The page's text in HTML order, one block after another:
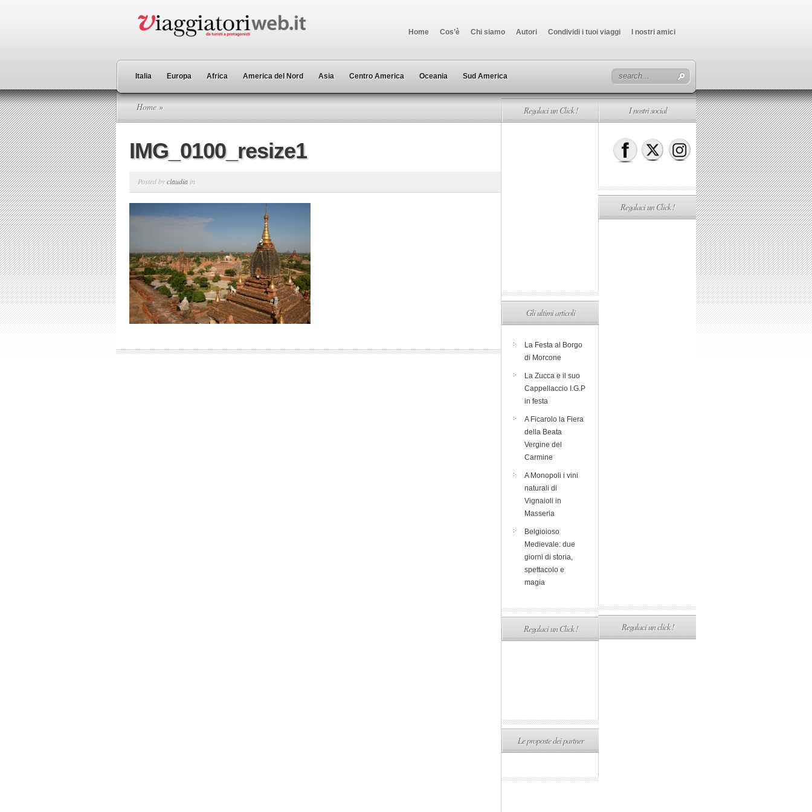
Home Cos’è Chi siamo Autori Condividi i tuoi viaggi I nostri amici
Italia Europa Africa America del Nord Asia Centro America Oceania Sud America
Home »
IMG_0100_resize1
Posted byclaudia in
Regalaci un Click !
Gli ultimi articoli
La Festa al Borgo
di Morcone
La Zucca e il suo
Cappellaccio I.G.P
in festa
A Ficarolo la Fiera
della Beata
Vergine del
Carmine
A Monopoli i vini
naturali di
Vignaioli in
Masseria
Belgioioso
Medievale: due
giorni di storia,
spettacolo e
magia
Regalaci un Click !
Le proposte dei partner
I nostri social
Regalaci un Click !
Regalaci un click !